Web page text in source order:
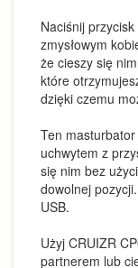
Naciśnij
zmysłowym
że cieszy się
które
dzięki czemu
Ten
uchwytem z
się nim bez
dowolnej
USB.
Użyj CRUIZR
partnerem lub